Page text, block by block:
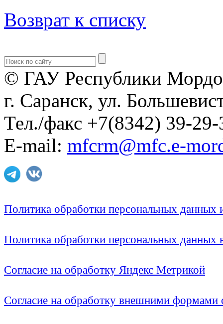
Возврат к списку
© ГАУ Республики
г. Саранск, ул.
Тел./факс +7(8342) 39-29-
E-mail: mfcrm@mfc.e-
Политика обработки персональных
Политика обработки персональных
Согласие на обработку Яндекс Метрикой
Согласие на обработку внешними формами